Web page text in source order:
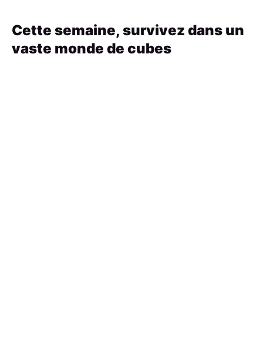
Cette semaine, survivez dans un
vaste monde de cubes